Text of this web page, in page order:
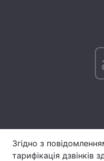
Згідно з
тарифікація дзвінків